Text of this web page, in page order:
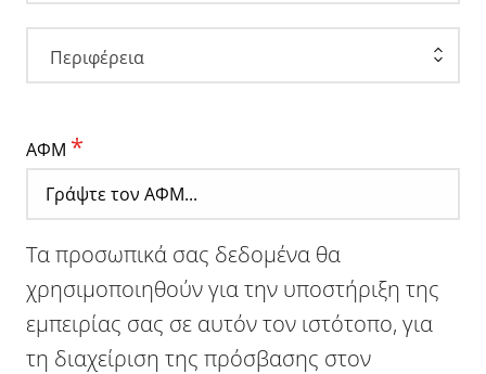
Περιφέρεια
ΑΦΜ *
Τα προσωπικά σας δεδομένα θα
χρησιμοποιηθούν για την υποστήριξη της
εμπειρίας σας σε αυτόν τον ιστότοπο, για
τη διαχείριση της πρόσβασης στον